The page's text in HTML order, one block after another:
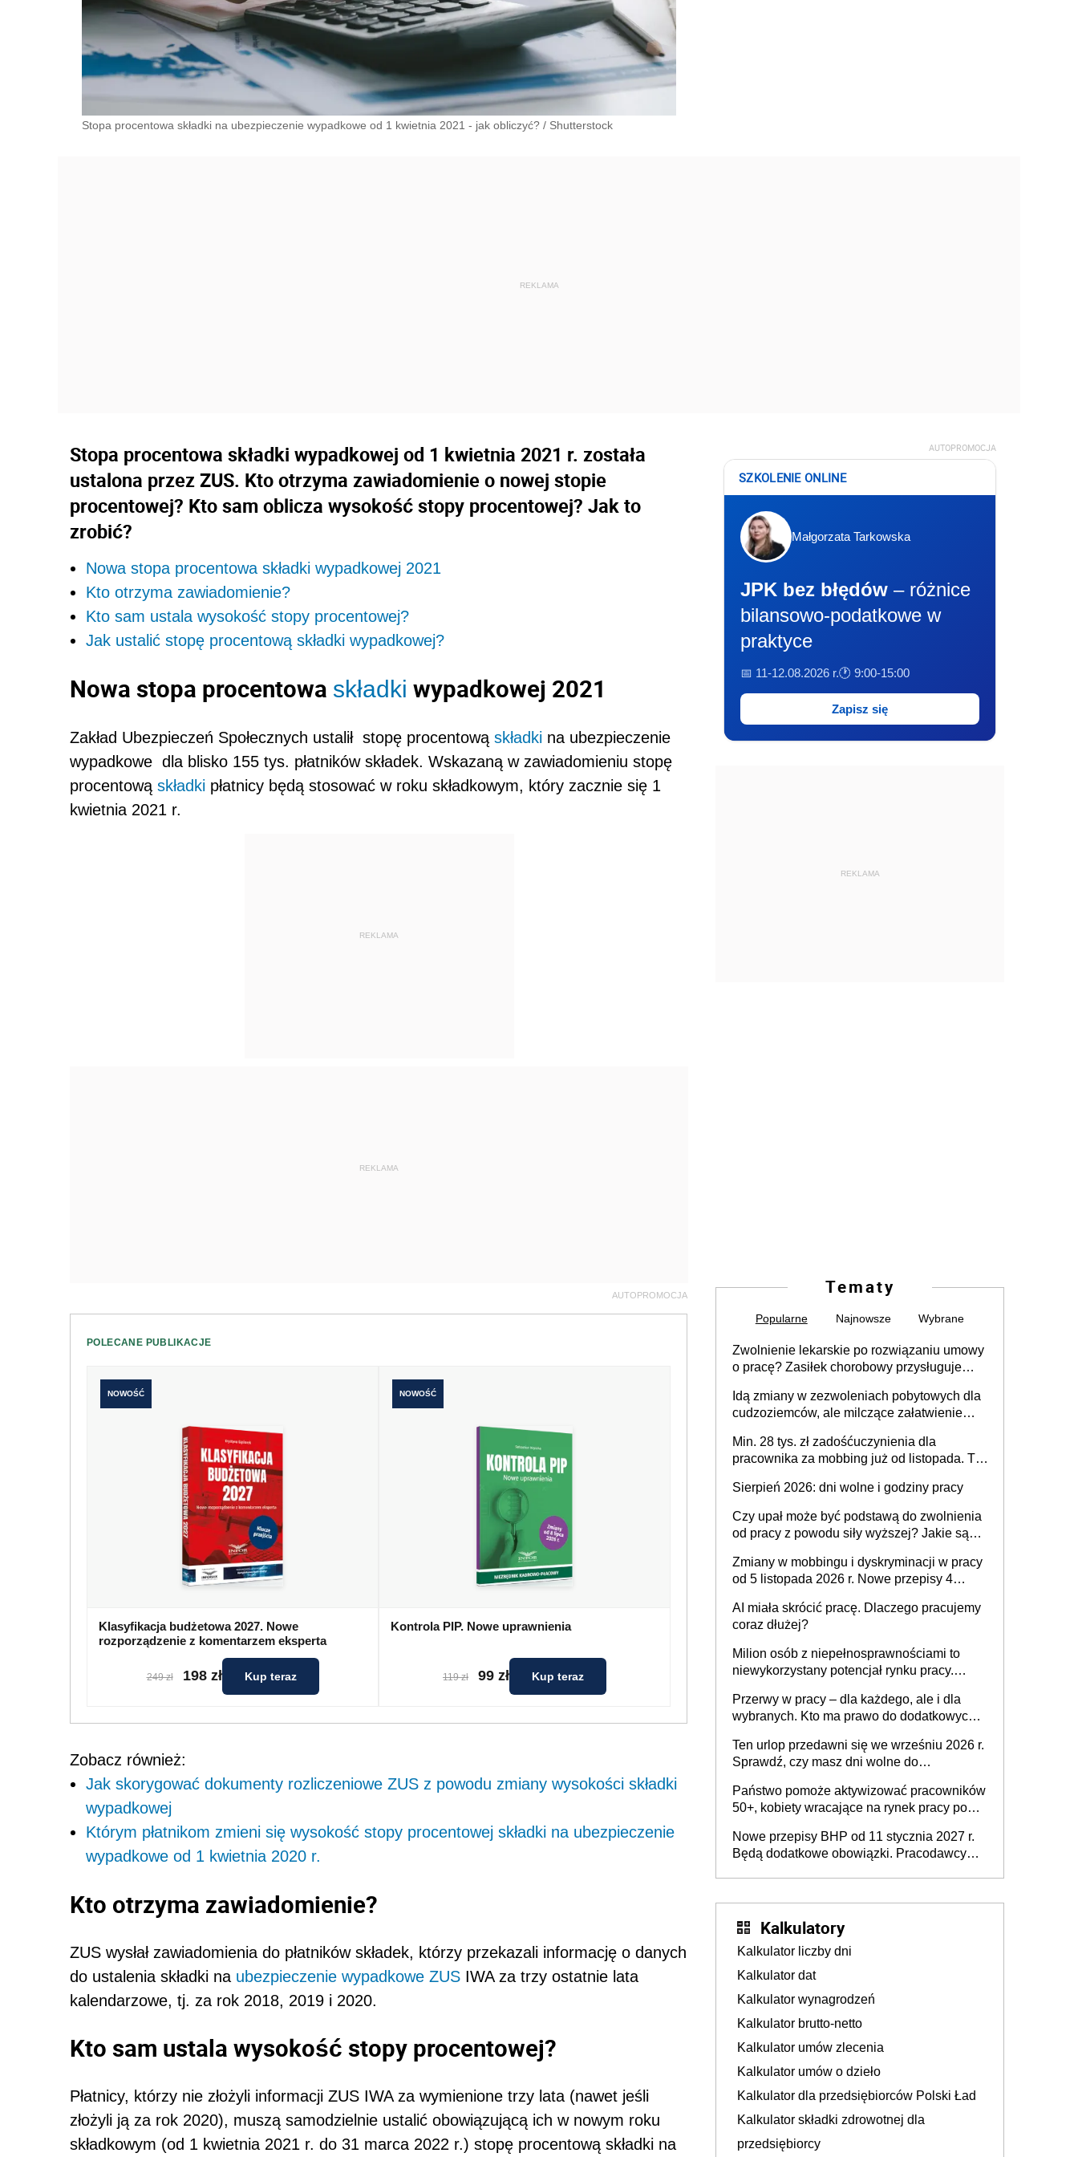
Stopa procentowa składki na ubezpieczenie wypadkowe od 1 kwietnia 2021 - jak obliczyć? / Shutterstock
Stopa procentowa składki wypadkowej od 1 kwietnia 2021 r. została
ustalona przez ZUS. Kto otrzyma zawiadomienie o nowej stopie
procentowej? Kto sam oblicza wysokość stopy procentowej? Jak to
zrobić?
Nowa stopa procentowa składki wypadkowej 2021
Kto otrzyma zawiadomienie?
Kto sam ustala wysokość stopy procentowej?
Jak ustalić stopę procentową składki wypadkowej?
Nowa stopa procentowa składki wypadkowej 2021
Zakład Ubezpieczeń Społecznych ustalił stopę procentową składki na ubezpieczenie
wypadkowe dla blisko 155 tys. płatników składek. Wskazaną w zawiadomieniu stopę
procentową składki płatnicy będą stosować w roku składkowym, który zacznie się 1
kwietnia 2021 r.
REKLAMA
REKLAMA
AUTOPROMOCJA
POLECANE PUBLIKACJE
NOWOŚĆ
Klasyfikacja budżetowa 2027. Nowe
rozporządzenie z komentarzem eksperta
249 zł 198 zł Kup teraz
NOWOŚĆ
Kontrola PIP. Nowe uprawnienia
119 zł 99 zł Kup teraz
Zobacz również:
Jak skorygować dokumenty rozliczeniowe ZUS z powodu zmiany wysokości składki
wypadkowej
Którym płatnikom zmieni się wysokość stopy procentowej składki na ubezpieczenie
wypadkowe od 1 kwietnia 2020 r.
Kto otrzyma zawiadomienie?
ZUS wysłał zawiadomienia do płatników składek, którzy przekazali informację o danych
do ustalenia składki na ubezpieczenie wypadkowe ZUS IWA za trzy ostatnie lata
kalendarzowe, tj. za rok 2018, 2019 i 2020.
Kto sam ustala wysokość stopy procentowej?
Płatnicy, którzy nie złożyli informacji ZUS IWA za wymienione trzy lata (nawet jeśli
złożyli ją za rok 2020), muszą samodzielnie ustalić obowiązującą ich w nowym roku
składkowym (od 1 kwietnia 2021 r. do 31 marca 2022 r.) stopę procentową składki na
AUTOPROMOCJA
SZKOLENIE ONLINE
Małgorzata Tarkowska
JPK bez błędów – różnice
bilansowo-podatkowe w
praktyce
📅 11-12.08.2026 r.🕐 9:00-15:00
Zapisz się
REKLAMA
Tematy
Popularne Najnowsze Wybrane
Zwolnienie lekarskie po rozwiązaniu umowy
o pracę? Zasiłek chorobowy przysługuje
dni od ustania stosunku pracy
Idą zmiany w zezwoleniach pobytowych dla
cudzoziemców, ale milczące załatwienie
Min. 28 tys. zł zadośćuczynienia dla
pracownika za mobbing już od listopada. To
zespołu
Sierpień 2026: dni wolne i godziny pracy
Czy upał może być podstawą do zwolnienia
od pracy z powodu siły wyższej? Jakie są
Zmiany w mobbingu i dyskryminacji w pracy
od 5 listopada 2026 r. Nowe przepisy 4
Ustaw
AI miała skrócić pracę. Dlaczego pracujemy
coraz dłużej?
Milion osób z niepełnosprawnościami to
niewykorzystany potencjał rynku pracy.
dofinansowań czy refundacji, ale bariery po
stronie systemu i świadomości
pracodawców [WYWIAD]
Przerwy w pracy – dla każdego, ale i dla
wybranych. Kto ma prawo do dodatkowych
Ten urlop przedawni się we wrześniu 2026 r.
Sprawdź, czy masz dni wolne do
Państwo pomoże aktywizować pracowników
50+, kobiety wracające na rynek pracy po
osoby neuroatypowe. Powstanie Fundusz
na rzecz Inkluzywności w Zatrudnianiu?
Nowe przepisy BHP od 11 stycznia 2027 r.
Będą dodatkowe obowiązki. Pracodawcy
Kalkulatory
Kalkulator liczby dni
Kalkulator dat
Kalkulator wynagrodzeń
Kalkulator brutto-netto
Kalkulator umów zlecenia
Kalkulator umów o dzieło
Kalkulator dla przedsiębiorców Polski Ład
Kalkulator składki zdrowotnej dla
przedsiębiorcy